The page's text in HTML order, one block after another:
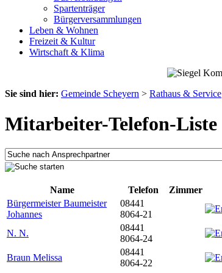
Spartenträger
Bürgerversammlungen
Leben & Wohnen
Freizeit & Kultur
Wirtschaft & Klima
Sie sind hier: Gemeinde Scheyern > Rathaus & Service
Mitarbeiter-Telefon-Liste
Name
Telefon Zimmer
Bürgermeister Baumeister
Johannes
08441
8064-21
N. N.
08441
8064-24
Braun Melissa
08441
8064-22